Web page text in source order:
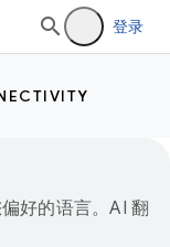
登录
好的语言。AI 翻